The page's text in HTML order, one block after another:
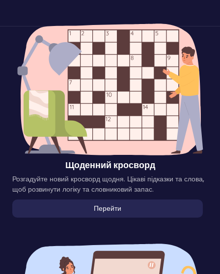
Щоденний кросворд
Розгадуйте новий кросворд щодня. Цікаві підказки та слова,
щоб розвинути логіку та словниковий запас.
Перейти